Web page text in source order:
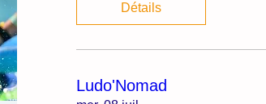
Détails
Ludo'Nomad